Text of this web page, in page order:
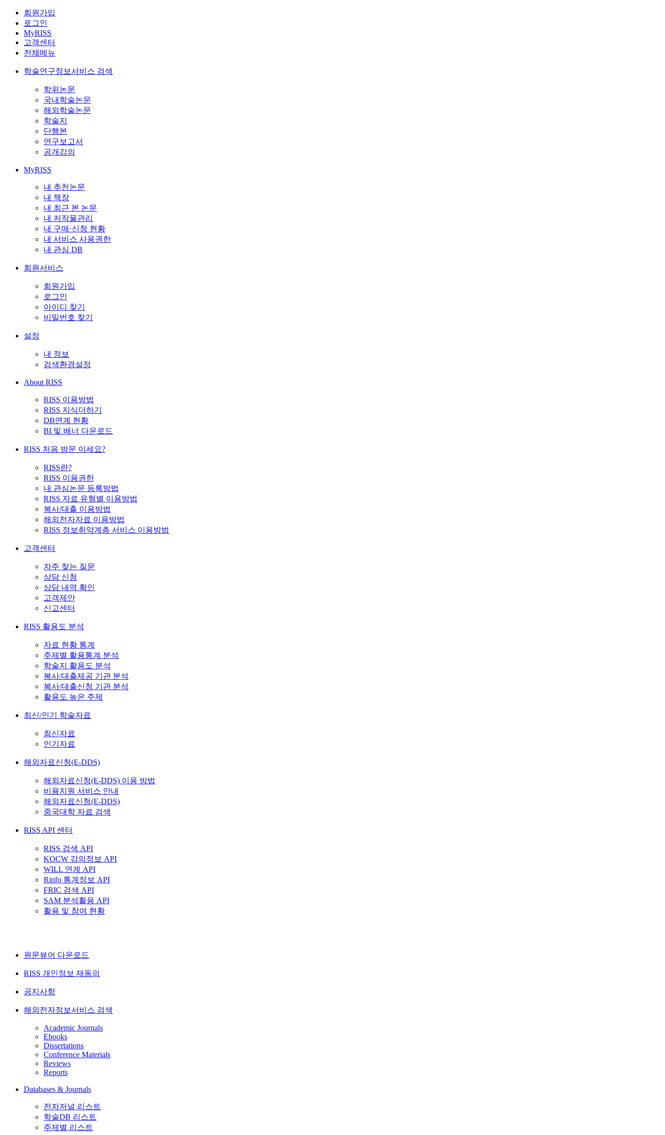
회원가입
로그인
MyRISS
고객센터
전체메뉴
학술연구정보서비스 검색
학위논문
국내학술논문
해외학술논문
학술지
단행본
연구보고서
공개강의
MyRISS
내 추천논문
내 책장
내 최근 본 논문
내 저작물관리
내 구매·신청 현황
내 서비스 사용권한
내 관심 DB
회원서비스
회원가입
로그인
아이디 찾기
비밀번호 찾기
설정
내 정보
검색환경설정
About RISS
RISS 이용방법
RISS 지식더하기
DB연계 현황
BI 및 배너 다운로드
RISS 처음 방문 이세요?
RISS란?
RISS 이용권한
내 관심논문 등록방법
RISS 자료 유형별 이용방법
복사/대출 이용방법
해외전자자료 이용방법
RISS 정보취약계층 서비스 이용방법
고객센터
자주 찾는 질문
상담 신청
상담 내역 확인
고객제안
신고센터
RISS 활용도 분석
자료 현황 통계
주제별 활용통계 분석
학술지 활용도 분석
복사/대출제공 기관 분석
복사/대출신청 기관 분석
활용도 높은 주제
최신/인기 학술자료
최신자료
인기자료
해외자료신청(E-DDS)
해외자료신청(E-DDS) 이용 방법
비용지원 서비스 안내
해외자료신청(E-DDS)
중국대학 자료 검색
RISS API 센터
RISS 검색 API
KOCW 강의정보 API
WILL 연계 API
Rinfo 통계정보 API
FRIC 검색 API
SAM 분석활용 API
활용 및 참여 현황
원문뷰어 다운로드
RISS 개인정보 재동의
공지사항
해외전자정보서비스 검색
Academic Journals
Ebooks
Dissertations
Conference Materials
Reviews
Reports
Databases & Journals
전자저널 리스트
학술DB 리스트
주제별 리스트